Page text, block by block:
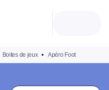
Boites de jeux • Apéro Foot